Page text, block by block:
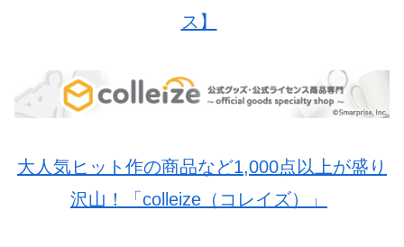
ス】
大人気ヒット作の商品など1,000点以上が盛り
沢山！「colleize（コレイズ）」